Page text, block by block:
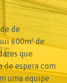
de
600m² de
que
de espera com
uma equipe